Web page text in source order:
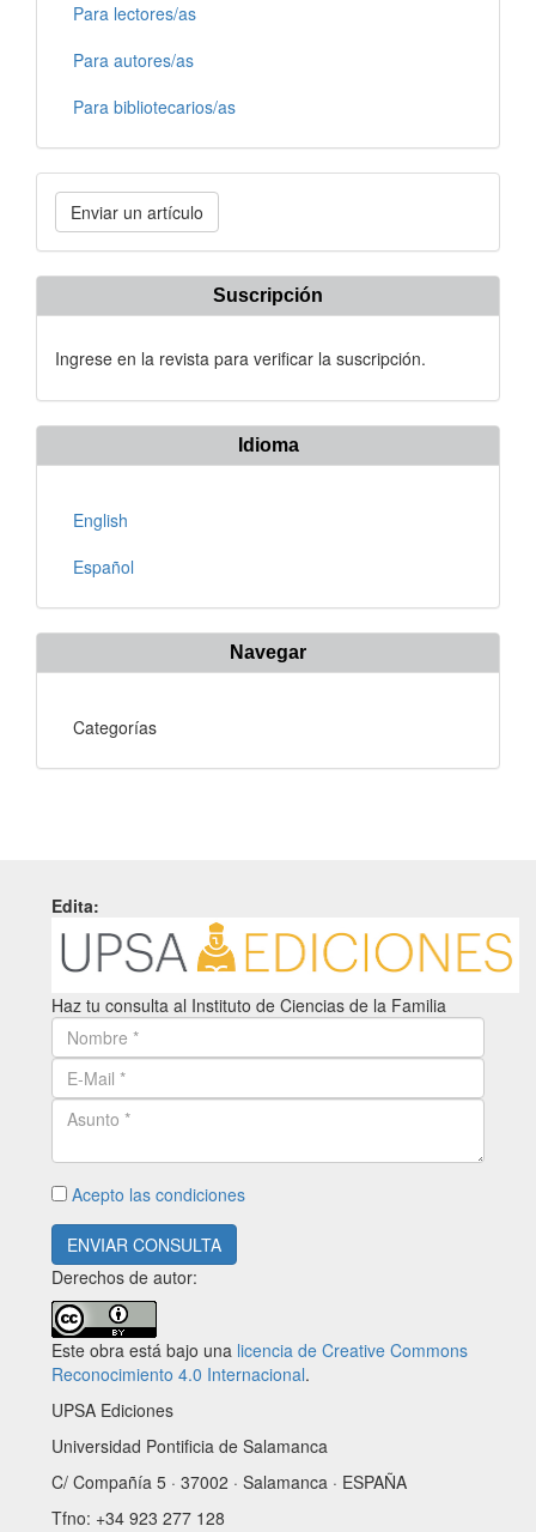
Para lectores/as
Para autores/as
Para bibliotecarios/as
Enviar
un
artículo
Enviar un artículo
Suscripción
Ingrese en la revista para verificar la suscripción.
Idioma
English
Español
Navegar
Categorías
Edita:
Haz tu consulta al Instituto de Ciencias de la Familia
Acepto las condiciones
ENVIAR CONSULTA
Derechos de autor:
Este obra está bajo una licencia de Creative Commons
Reconocimiento 4.0 Internacional.
UPSA Ediciones
Universidad Pontificia de Salamanca
C/ Compañía 5 · 37002 · Salamanca · ESPAÑA
Tfno: +34 923 277 128